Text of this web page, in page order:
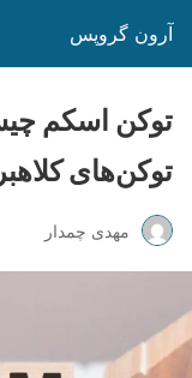
آرون گروپس
توکن اسکم
توکن‌های
مهدی چمدار